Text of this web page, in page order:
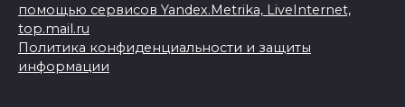
помощью сервисов Yandex.Metrika, LiveInternet,
top.mail.ru
Политика конфиденциальности и защиты
информации